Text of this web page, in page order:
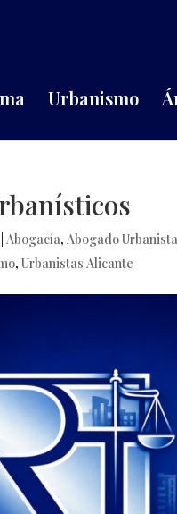
Urbanismo
|Abogacía,Abogado Urbanista
,Urbanistas Alicante